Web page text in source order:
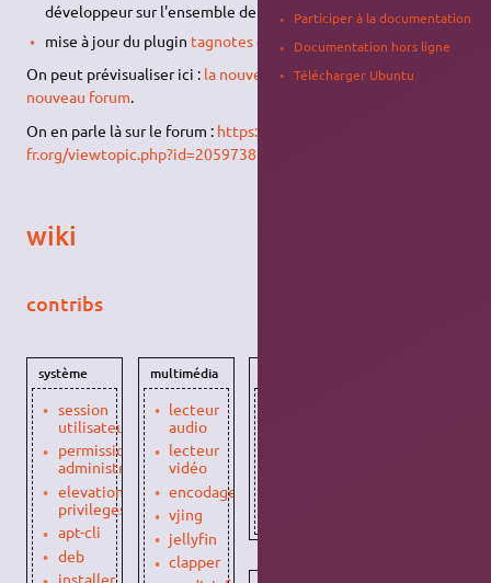
développeur sur l'ensemble de ces projets.
mise à jour du plugin tagnotesde YoBoypour dokuwiki.
On peut prévisualiser ici : la nouvelle documentationetle
nouveau forum.
On en parle là sur le forum : https://forum.ubuntu-
fr.org/viewtopic.php?id=2059738
wiki
contribs
système
session
utilisateur
permissions
administrateur
elevation
privileges
apt-cli
deb
multimédia
lecteur
audio
lecteur
vidéo
encodage
vjing
jellyfin
clapper
Participer à la documentation
Documentation hors ligne
Télécharger Ubuntu